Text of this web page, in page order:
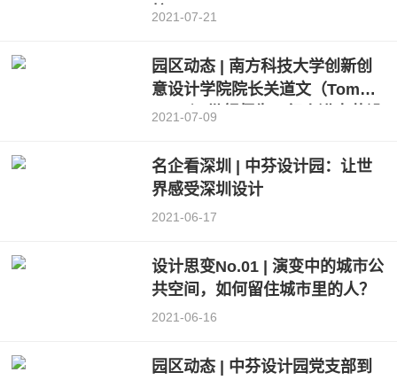
柱”
2021-07-21
园区动态 | 南方科技大学创新创
意设计学院院长关道文（Tom
Kvan）带领师生一行走进中芬设
2021-07-09
名企看深圳 | 中芬设计园：让世
界感受深圳设计
2021-06-17
设计思变No.01 | 演变中的城市公
共空间，如何留住城市里的人？
2021-06-16
园区动态 | 中芬设计园党支部到